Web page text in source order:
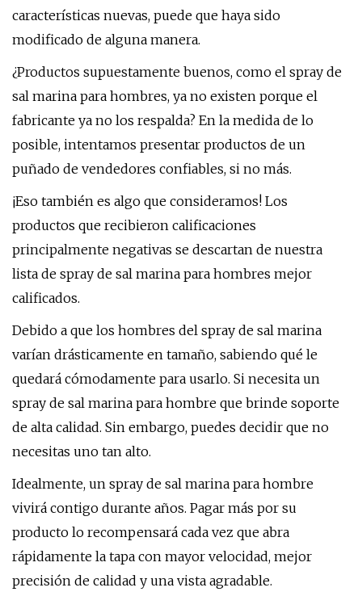
características nuevas, puede que haya sido
modificado de alguna manera.
¿Productos supuestamente buenos, como el spray de
sal marina para hombres, ya no existen porque el
fabricante ya no los respalda? En la medida de lo
posible, intentamos presentar productos de un
puñado de vendedores confiables, si no más.
¡Eso también es algo que consideramos! Los
productos que recibieron calificaciones
principalmente negativas se descartan de nuestra
lista de spray de sal marina para hombres mejor
calificados.
Debido a que los hombres del spray de sal marina
varían drásticamente en tamaño, sabiendo qué le
quedará cómodamente para usarlo. Si necesita un
spray de sal marina para hombre que brinde soporte
de alta calidad. Sin embargo, puedes decidir que no
necesitas uno tan alto.
Idealmente, un spray de sal marina para hombre
vivirá contigo durante años. Pagar más por su
producto lo recompensará cada vez que abra
rápidamente la tapa con mayor velocidad, mejor
precisión de calidad y una vista agradable.